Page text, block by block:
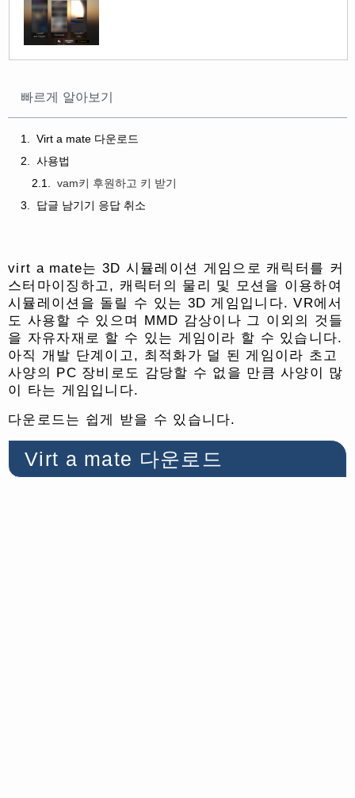
빠르게 알아보기
Virt a mate 다운로드
사용법
vam키 후원하고 키 받기
답글 남기기 응답 취소
virt a mate는 3D 시뮬레이션 게임으로 캐릭터를 커
스터마이징하고, 캐릭터의 물리 및 모션을 이용하여
시뮬레이션을 돌릴 수 있는 3D 게임입니다. VR에서
도 사용할 수 있으며 MMD 감상이나 그 이외의 것들
을 자유자재로 할 수 있는 게임이라 할 수 있습니다.
아직 개발 단계이고, 최적화가 덜 된 게임이라 초고
사양의 PC 장비로도 감당할 수 없을 만큼 사양이 많
이 타는 게임입니다.
다운로드는 쉽게 받을 수 있습니다.
Virt a mate 다운로드